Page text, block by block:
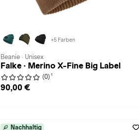
+5 Farben
Beanie · Unisex
Falke · Merino X-Fine Big Label
(0) 1
90,00 €
Nachhaltig